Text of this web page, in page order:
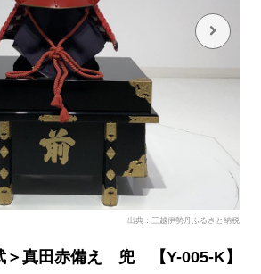
出典：三越伊勢丹ふるさと納税
＞真田赤備え 兜 【Y-005-K】